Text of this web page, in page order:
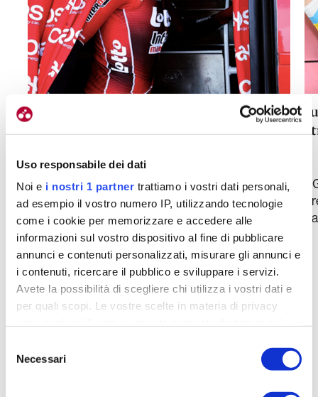
Uso responsabile dei dati
Noi e i nostri 1 partner trattiamo i vostri dati personali,
ad esempio il vostro numero IP, utilizzando tecnologie
come i cookie per memorizzare e accedere alle
informazioni sul vostro dispositivo al fine di pubblicare
annunci e contenuti personalizzati, misurare gli annunci e
i contenuti, ricercare il pubblico e sviluppare i servizi.
Avete la possibilità di scegliere chi utilizza i vostri dati e
per quali scopi. Le vostre scelte in materia di privacy
revocare il proprio consenso in qualsiasi momento dalla
Dichiarazione sui cookie o facendo clic sull'icona di
delNecessari
Rota, problemi alle spalle. E’ pronto a
buttarsi nella mischia
Fughe, esperienza e voglia di rilancio: Lorenzo
Rota si racconta dopo aver superato i problemi
fisici. Al Giro è il regista della Lotto-Intermarché
Leggi anche